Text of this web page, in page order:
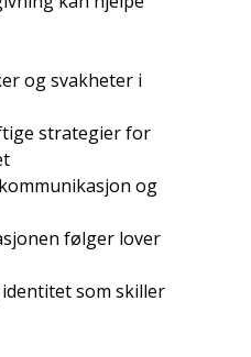
og svakheter i
strategier for
og
følger lover
som skiller